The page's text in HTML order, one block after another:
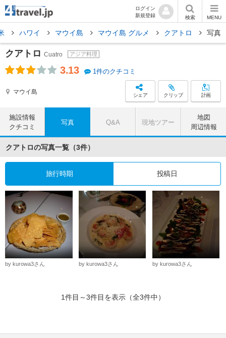
ログイン
新規登録
検索 MENU
ハワイ マウイ島 マウイ島 グルメ クアトロ 写真
クアトロ Cuatro アジア料理
3.13 1件のクチコミ
マウイ島 シェア クリップ 計画
施設情報
クチコミ
写真 Q&A 現地ツアー
地図
周辺情報
クアトロの写真一覧（3件）
旅行時期 投稿日
by kurowa3さん by kurowa3さん by kurowa3さん
1件目～3件目を表示（全3件中）